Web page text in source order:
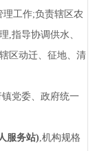
工作;负责辖区农
,指导协调供水、
区动迁、征地、清
党委、政府统一
服务站),机构规格